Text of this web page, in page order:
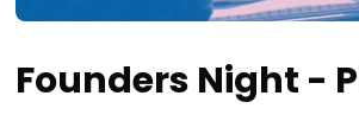
Founders Night -